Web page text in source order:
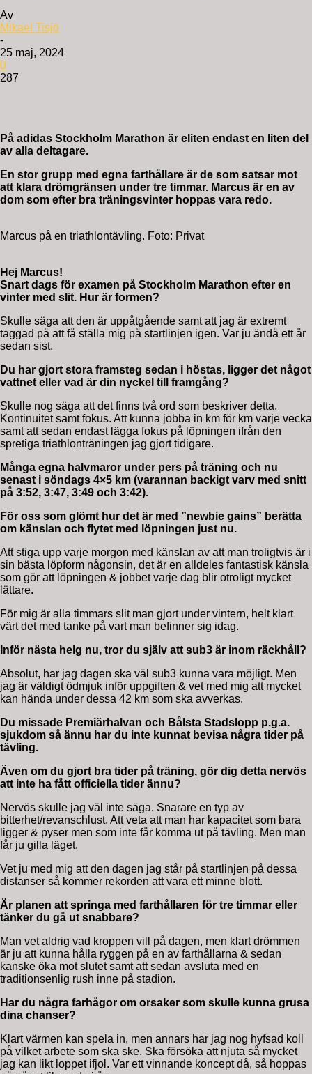
Av
Mikael Tisjö
-
25 maj, 2024
0
287
På adidas Stockholm Marathon är eliten endast en liten del
av alla deltagare.
En stor grupp med egna farthållare är de som satsar mot
att klara drömgränsen under tre timmar. Marcus är en av
dom som efter bra träningsvinter hoppas vara redo.
Marcus på en triathlontävling. Foto: Privat
Hej Marcus!
Snart dags för examen på Stockholm Marathon efter en
vinter med slit. Hur är formen?
Skulle säga att den är uppåtgående samt att jag är extremt
taggad på att få ställa mig på startlinjen igen. Var ju ändå ett år
sedan sist.
Du har gjort stora framsteg sedan i höstas, ligger det något
vattnet eller vad är din nyckel till framgång?
Skulle nog säga att det finns två ord som beskriver detta.
Kontinuitet samt fokus. Att kunna jobba in km för km varje vecka
samt att sedan endast lägga fokus på löpningen ifrån den
spretiga triathlonträningen jag gjort tidigare.
Många egna halvmaror under pers på träning och nu
senast i söndags 4×5 km (varannan backigt varv med snitt
på 3:52, 3:47, 3:49 och 3:42).
För oss som glömt hur det är med ”newbie gains” berätta
om känslan och flytet med löpningen just nu.
Att stiga upp varje morgon med känslan av att man troligtvis är i
sin bästa löpform någonsin, det är en alldeles fantastisk känsla
som gör att löpningen & jobbet varje dag blir otroligt mycket
lättare.
För mig är alla timmars slit man gjort under vintern, helt klart
värt det med tanke på vart man befinner sig idag.
Inför nästa helg nu, tror du själv att sub3 är inom räckhåll?
Absolut, har jag dagen ska väl sub3 kunna vara möjligt. Men
jag är väldigt ödmjuk inför uppgiften & vet med mig att mycket
kan hända under dessa 42 km som ska avverkas.
Du missade Premiärhalvan och Bålsta Stadslopp p.g.a.
sjukdom så ännu har du inte kunnat bevisa några tider på
tävling.
Även om du gjort bra tider på träning, gör dig detta nervös
att inte ha fått officiella tider ännu?
Nervös skulle jag väl inte säga. Snarare en typ av
bitterhet/revanschlust. Att veta att man har kapacitet som bara
ligger & pyser men som inte får komma ut på tävling. Men man
får ju gilla läget.
Vet ju med mig att den dagen jag står på startlinjen på dessa
distanser så kommer rekorden att vara ett minne blott.
Är planen att springa med farthållaren för tre timmar eller
tänker du gå ut snabbare?
Man vet aldrig vad kroppen vill på dagen, men klart drömmen
är ju att kunna hålla ryggen på en av farthållarna & sedan
kanske öka mot slutet samt att sedan avsluta med en
traditionsenlig rush inne på stadion.
Har du några farhågor om orsaker som skulle kunna grusa
dina chanser?
Klart värmen kan spela in, men annars har jag nog hyfsad koll
på vilket arbete som ska ske. Ska försöka att njuta så mycket
jag kan likt loppet ifjol. Var ett vinnande koncept då, så hoppas